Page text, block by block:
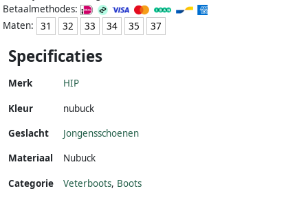
Betaalmethodes:
Maten:
31 32 33 34 35 37
Specificaties
Merk HIP
Kleur
nubuck
Geslacht
Jongensschoenen
Materiaal
Nubuck
Categorie Veterboots, Boots